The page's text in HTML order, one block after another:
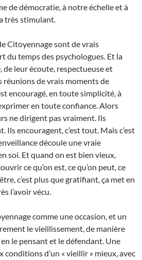
de démocratie, à notre échelle et à
très stimulant.
Citoyennage sont de vrais
du temps des psychologues. Et la
de leur écoute, respectueuse et
réunions de vrais moments de
encouragé, en toute simplicité, à
en toute confiance. Alors
ne dirigent pas vraiment. Ils
Ils encouragent, c’est tout. Mais c’est
découle une vraie
soi. Et quand on est bien vieux,
ce qu’on est, ce qu’on peut, ce
c’est plus que gratifiant, ça met en
l’avoir vécu.
comme une occasion, et un
le vieillissement, de manière
le pensant et le défendant. Une
conditions d’un « vieillir » mieux, avec